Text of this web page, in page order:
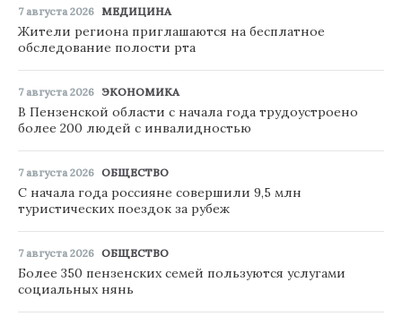
7 августа 2026 МЕДИЦИНА
Жители региона приглашаются на бесплатное
обследование полости рта
7 августа 2026 ЭКОНОМИКА
В Пензенской области с начала года трудоустроено
более 200 людей с инвалидностью
7 августа 2026 ОБЩЕСТВО
С начала года россияне совершили 9,5 млн
туристических поездок за рубеж
7 августа 2026 ОБЩЕСТВО
Более 350 пензенских семей пользуются услугами
социальных нянь